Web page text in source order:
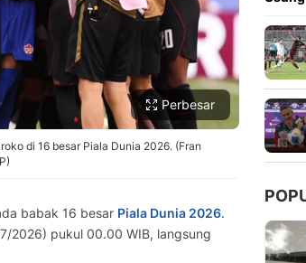
Perbesar
di 16 besar Piala Dunia 2026. (Fran
babak 16 besar Piala Dunia 2026.
2026) pukul 00.00 WIB, langsung